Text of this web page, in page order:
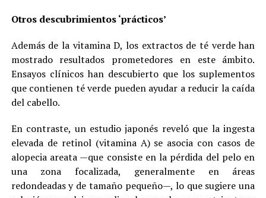
Otros descubrimientos ‘prácticos’
Además de la vitamina D, los extractos de té verde han
mostrado resultados prometedores en este ámbito.
Ensayos clínicos han descubierto que los suplementos
que contienen té verde pueden ayudar a reducir la caída
del cabello.
En contraste, un estudio japonés reveló que la ingesta
elevada de retinol (vitamina A) se asocia con casos de
alopecia areata —que consiste en la pérdida del pelo en
una zona focalizada, generalmente en áreas
redondeadas y de tamaño pequeño—, lo que sugiere una